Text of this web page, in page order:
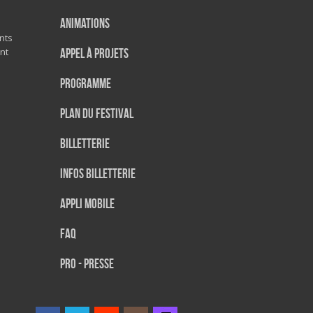
Animations
Appel à projets
Programme
Plan du festival
Billetterie
Infos Billetterie
Appli mobile
FAQ
PRO - PRESSE